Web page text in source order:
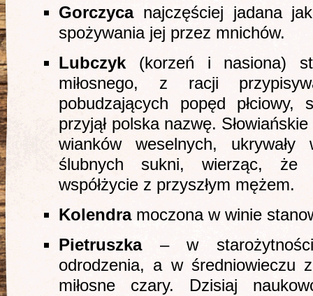
Gorczycanajczęściej jadana
spożywania jej przez mnichów.
Lubczyk (korzeń i nasiona)
miłosnego, z racji
pobudzających popęd płciowy,
przyjął polska nazwę.
wianków weselnych, ukrywały
ślubnych sukni, wierząc, że
współżycie z przyszłym mężem.
Kolendramoczona w winie
Pietruszka– w starożytności
odrodzenia, a w średniowieczu
miłosne czary. Dzisiaj